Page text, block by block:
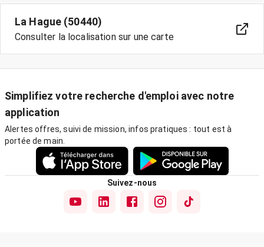
La Hague (50440)
Consulter la localisation sur une carte
Simplifiez votre recherche d'emploi avec notre
application
Alertes offres, suivi de mission, infos pratiques : tout est à
portée de main.
Suivez-nous